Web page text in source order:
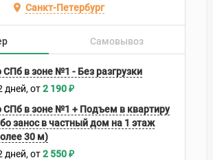
Санкт-Петербург
Самовывоз
СПб в зоне №1 - Без разгрузки
дней 2 190₽
СПб в зоне №1 + Подъем в квартиру
занос в частный дом на 1 этаж
30 м)
дней 2 550₽